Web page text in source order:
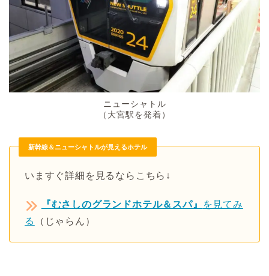
ニューシャトル
（大宮駅を発着）
新幹線＆ニューシャトルが見えるホテル
いますぐ詳細を見るならこちら↓
『むさしのグランドホテル＆スパ』
を見てみ
る
（じゃらん）